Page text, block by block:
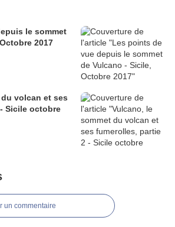
le sommet
2017
volcan et ses
Sicile octobre
un commentaire